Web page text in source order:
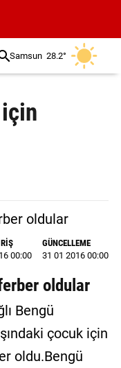
Samsun 28.2°
00:00
GÜNCELLEME
31 01 2016 00:00
oldular
Bengü
çocuk için
oldu.Bengü